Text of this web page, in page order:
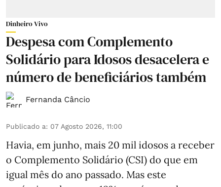
Dinheiro Vivo
Despesa com Complemento
Solidário para Idosos desacelera e
número de beneficiários também
Fernanda Câncio
Publicado a: 07 Agosto 2026, 11:00
Havia, em junho, mais 20 mil idosos a receber
o Complemento Solidário (CSI) do que em
igual mês do ano passado. Mas este